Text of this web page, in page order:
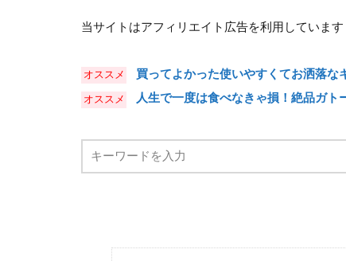
当サイトはアフィリエイト広告を利用しています
買ってよかった使いやすくてお洒落な
人生で一度は食べなきゃ損！絶品ガト